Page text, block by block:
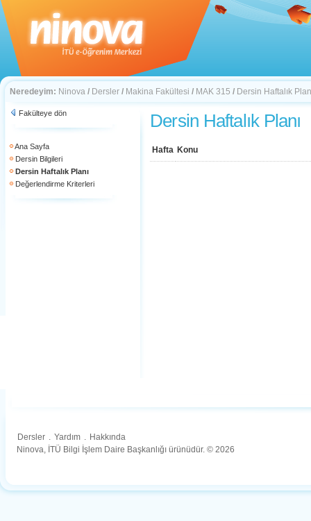
Neredeyim: Ninova / Dersler / Makina Fakültesi / MAK 315 / Dersin Haftalık
Fakülteye dön
Ana Sayfa
Dersin Bilgileri
Dersin Haftalık Planı
Değerlendirme Kriterleri
Dersin Haftalık Planı
Hafta Konu
Dersler . Yardım . Hakkında
Ninova, İTÜ Bilgi İşlem Daire Başkanlığı ürünüdür. © 2026